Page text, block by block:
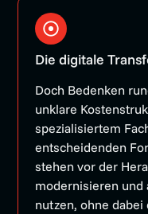
Der
digitale
Die digitale
Doch Bedenken
unklare
spezialisiertem
entscheidenden
stehen vor der
modernisieren und
nutzen, ohne